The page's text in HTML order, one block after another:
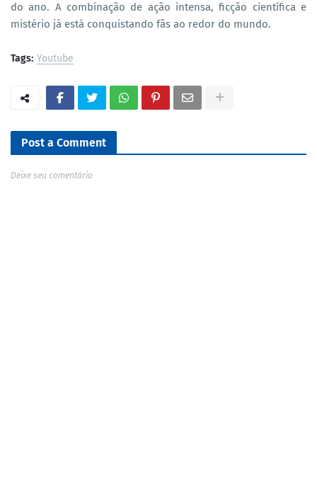
do ano. A combinação de ação intensa, ficção científica e
mistério já está conquistando fãs ao redor do mundo.
Tags: Youtube
Post a Comment
Deixe seu comentário